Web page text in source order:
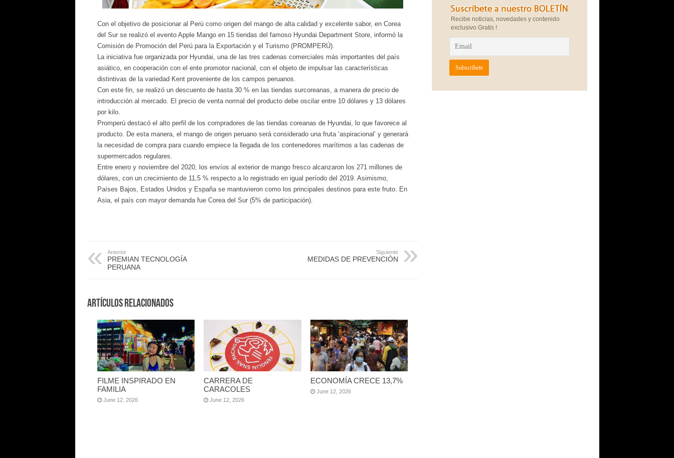
Con el objetivo de posicionar al Perú como origen del mango de alta calidad y excelente sabor, en Corea
del Sur se realizó el evento Apple Mango en 15 tiendas del famoso Hyundai Department Store, informó la
Comisión de Promoción del Perú para la Exportación y el Turismo (PROMPERÚ).
La iniciativa fue organizada por Hyundai, una de las tres cadenas comerciales más importantes del país
asiático, en cooperación con el ente promotor nacional, con el objeto de impulsar las características
distintivas de la variedad Kent proveniente de los campos peruanos.
Con este fin, se realizó un descuento de hasta 30 % en las tiendas surcoreanas, a manera de precio de
introducción al mercado. El precio de venta normal del producto debe oscilar entre 10 dólares y 13 dólares
por kilo.
Promperú destacó el alto perfil de los compradores de las tiendas coreanas de Hyundai, lo que favorece al
producto. De esta manera, el mango de origen peruano será considerado una fruta ‘aspiracional’ y generará
la necesidad de compra para cuando empiece la llegada de los contenedores marítimos a las cadenas de
supermercados regulares.
Entre enero y noviembre del 2020, los envíos al exterior de mango fresco alcanzaron los 271 millones de
dólares, con un crecimiento de 11,5 % respecto a lo registrado en igual período del 2019. Asimismo,
Países Bajos, Estados Unidos y España se mantuvieron como los principales destinos para este fruto. En
Asia, el país con mayor demanda fue Corea del Sur (5% de participación).
Anterior
PREMIAN TECNOLOGÍA
PERUANA
Siguiente
MEDIDAS DE PREVENCIÓN
Artículos Relacionados
FILME INSPIRADO EN
FAMILIA
June 12, 2026
CARRERA DE
CARACOLES
June 12, 2026
ECONOMÍA CRECE 13,7%
June 12, 2026
Recibe noticias, novedades y contenido
exclusivo Gratis !